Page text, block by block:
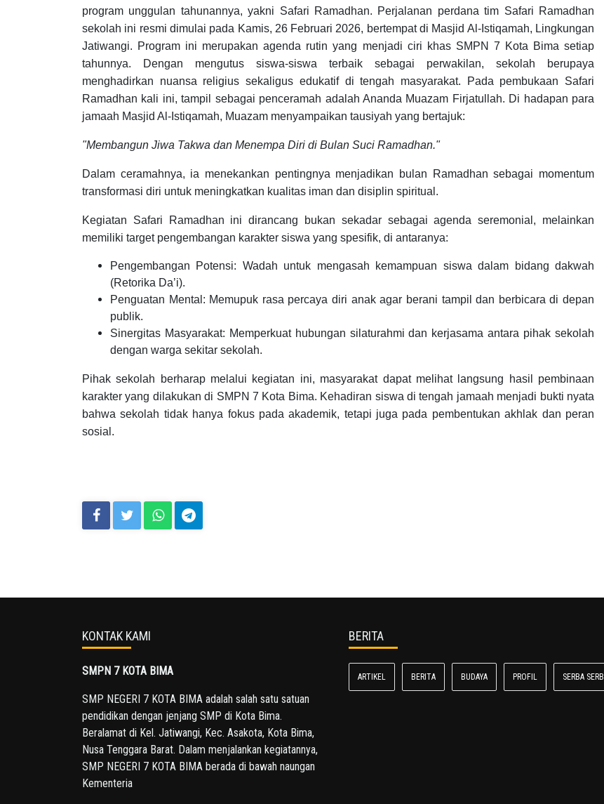
program unggulan tahunannya, yakni Safari Ramadhan. Perjalanan perdana tim Safari Ramadhan
sekolah ini resmi dimulai pada Kamis, 26 Februari 2026, bertempat di Masjid Al-Istiqamah, Lingkungan
Jatiwangi. Program ini merupakan agenda rutin yang menjadi ciri khas SMPN 7 Kota Bima setiap
tahunnya. Dengan mengutus siswa-siswa terbaik sebagai perwakilan, sekolah berupaya
menghadirkan nuansa religius sekaligus edukatif di tengah masyarakat. Pada pembukaan Safari
Ramadhan kali ini, tampil sebagai penceramah adalah Ananda Muazam Firjatullah. Di hadapan para
jamaah Masjid Al-Istiqamah, Muazam menyampaikan tausiyah yang bertajuk:
"Membangun Jiwa Takwa dan Menempa Diri di Bulan Suci Ramadhan."
Dalam ceramahnya, ia menekankan pentingnya menjadikan bulan Ramadhan sebagai momentum
transformasi diri untuk meningkatkan kualitas iman dan disiplin spiritual.
Kegiatan Safari Ramadhan ini dirancang bukan sekadar sebagai agenda seremonial, melainkan
memiliki target pengembangan karakter siswa yang spesifik, di antaranya:
Pengembangan Potensi: Wadah untuk mengasah kemampuan siswa dalam bidang dakwah
(Retorika Da’i).
Penguatan Mental: Memupuk rasa percaya diri anak agar berani tampil dan berbicara di depan
publik.
Sinergitas Masyarakat: Memperkuat hubungan silaturahmi dan kerjasama antara pihak sekolah
dengan warga sekitar sekolah.
Pihak sekolah berharap melalui kegiatan ini, masyarakat dapat melihat langsung hasil pembinaan
karakter yang dilakukan di SMPN 7 Kota Bima. Kehadiran siswa di tengah jamaah menjadi bukti nyata
bahwa sekolah tidak hanya fokus pada akademik, tetapi juga pada pembentukan akhlak dan peran
sosial.
KONTAK KAMI
SMPN 7 KOTA BIMA
SMP NEGERI 7 KOTA BIMA adalah salah satu satuan
pendidikan dengan jenjang SMP di Kota Bima.
Beralamat di Kel. Jatiwangi, Kec. Asakota, Kota Bima,
Nusa Tenggara Barat. Dalam menjalankan kegiatannya,
SMP NEGERI 7 KOTA BIMA berada di bawah naungan
Kementeria
BERITA
ARTIKEL BERITA BUDAYA PROFIL SERBA SERBI